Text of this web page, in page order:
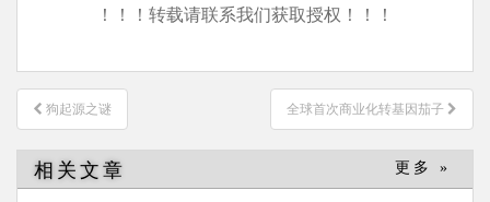
！！！转载请联系我们获取授权！！！
文
章
导
航
狗起源之谜 全球首次商业化转基因茄子
相关文章 更多 »